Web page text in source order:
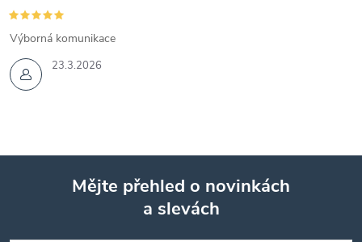
23.3.2026
Výborná komunikace
Mějte přehled o novinkách
a slevách